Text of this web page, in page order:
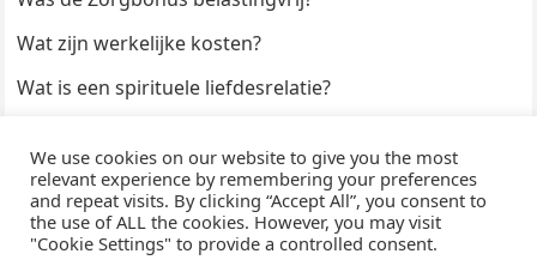
Wat zijn werkelijke kosten?
Wat is een spirituele liefdesrelatie?
Hoe duur zijn Keukendeurtjes?
© 2026WijzeAntwoorden- Thema doorWPEnjoy· Aangedreven door
We use cookies on our website to give you the most
relevant experience by remembering your preferences
and repeat visits. By clicking “Accept All”, you consent to
the use of ALL the cookies. However, you may visit
"Cookie Settings" to provide a controlled consent.